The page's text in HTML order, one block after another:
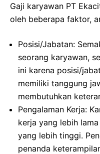
Gaji karyawan PT
oleh beberapa faktor,
Posisi/Jabatan:
seorang karyawan,
ini karena posisi/
memiliki tanggung
membutuhkan
Pengalaman Kerja:
kerja yang lebih
yang lebih tinggi.
penanda